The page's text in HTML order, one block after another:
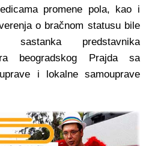
promene pola, kao i
o bračnom statusu bile
predstavnika
beogradskog Prajda sa
i lokalne samouprave